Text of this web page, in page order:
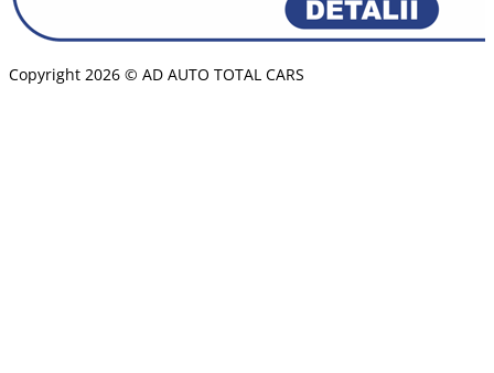
Copyright 2026 © AD AUTO TOTAL CARS